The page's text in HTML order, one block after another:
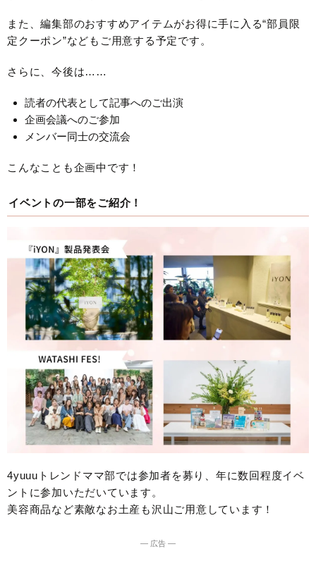
また、編集部のおすすめアイテムがお得に手に入る“部員限
定クーポン”などもご用意する予定です。
さらに、今後は……
読者の代表として記事へのご出演
企画会議へのご参加
メンバー同士の交流会
こんなことも企画中です！
イベントの一部をご紹介！
4yuuuトレンドママ部では参加者を募り、年に数回程度イベ
ントに参加いただいています。
美容商品など素敵なお土産も沢山ご用意しています！
― 広告 ―